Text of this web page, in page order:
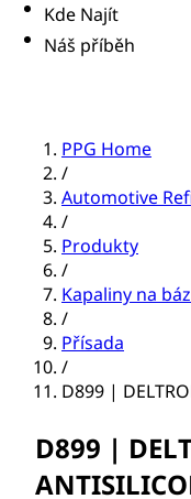
Kde Najít
Náš příběh
PPG Home
/
Automotive
/
Produkty
/
Kapaliny na
/
Přísada
/
D899 |
D899 |